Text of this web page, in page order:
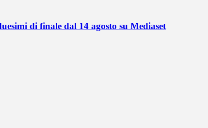
di finale dal 14 agosto su Mediaset